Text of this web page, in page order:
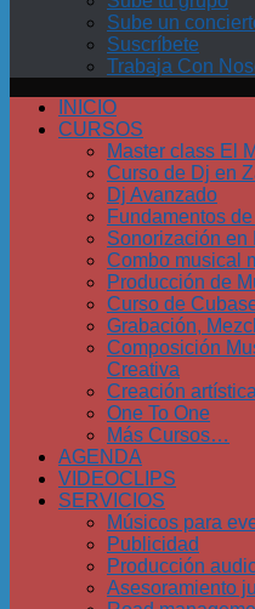
Sube un
Suscríbete
Trabaja Con
INICIO
CURSOS
Master class El
Curso de Dj en
Dj Avanzado
Fundamentos
Sonorización en
Combo musical
Producción de
Curso de
Grabación,
Composición
Creativa
Creación
One To One
Más Cursos…
AGENDA
VIDEOCLIPS
SERVICIOS
Músicos para
Publicidad
Producción
Asesoramiento